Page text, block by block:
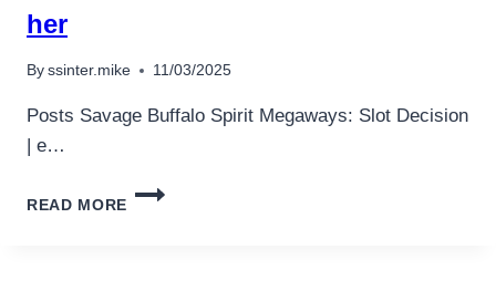
her
By ssinter.mike 11/03/2025
Posts Savage Buffalo Spirit Megaways: Slot Decision
| e…
READ MORE
GREATEST